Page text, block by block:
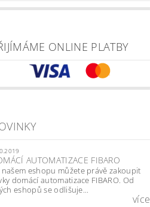
ONLINE PLATBY
AUTOMATIZACE FIBARO
našem eshopu můžete právě zakoupit
domácí automatizace FIBARO. Od
eshopů se odlišuje...
více